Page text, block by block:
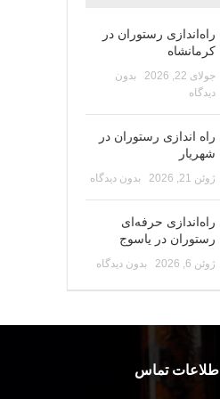
راه‌اندازی رستوران در
کرمانشاه
جولای 22, 2026
بدون
دیدگاه
راه اندازی رستوران در
شهریار
ژوئن 21, 2026 بدون دیدگاه
راه‌اندازی حرفه‌ای
رستوران در یاسوج
ژوئن 6, 2026 بدون دیدگاه
اطلاعات تماس